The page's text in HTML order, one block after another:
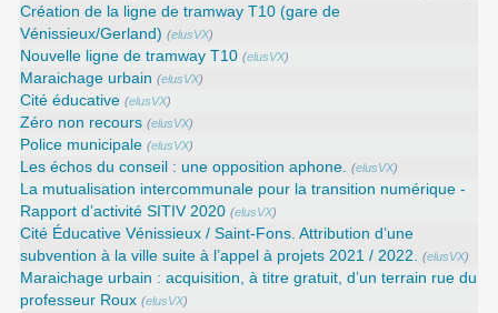
Création de la ligne de tramway T10 (gare de
Vénissieux/Gerland) (elusVX)
Nouvelle ligne de tramway T10 (elusVX)
Maraichage urbain (elusVX)
Cité éducative (elusVX)
Zéro non recours (elusVX)
Police municipale (elusVX)
Les échos du conseil : une opposition aphone. (elusVX)
La mutualisation intercommunale pour la transition numérique -
Rapport d’activité SITIV 2020 (elusVX)
Cité Éducative Vénissieux / Saint-Fons. Attribution d’une
subvention à la ville suite à l’appel à projets 2021 / 2022. (elusVX)
Maraichage urbain : acquisition, à titre gratuit, d’un terrain rue du
professeur Roux (elusVX)